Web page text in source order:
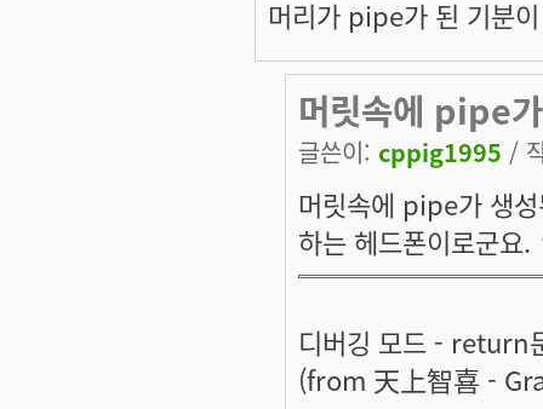
머리가 pipe가 된 기분
머릿속에 pipe가
글쓴이: cppig1995 /
머릿속에 pipe가 생
하는 헤드폰이로군요.
디버깅 모드 - return
(from 天上智喜 -